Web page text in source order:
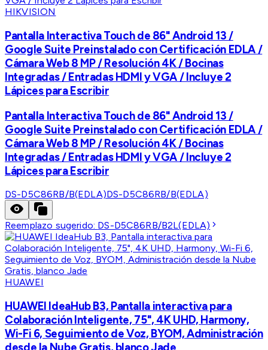
HIKVISION
Pantalla Interactiva Touch de 86" Android 13 /
Google Suite Preinstalado con Certificación EDLA /
Cámara Web 8 MP / Resolución 4K / Bocinas
Integradas / Entradas HDMI y VGA / Incluye 2
Lápices para Escribir
Pantalla Interactiva Touch de 86" Android 13 /
Google Suite Preinstalado con Certificación EDLA /
Cámara Web 8 MP / Resolución 4K / Bocinas
Integradas / Entradas HDMI y VGA / Incluye 2
Lápices para Escribir
DS-D5C86RB/B(EDLA)DS-D5C86RB/B(EDLA)
Reemplazo sugerido: DS-D5C86RB/B2L(EDLA)
HUAWEI
HUAWEI IdeaHub B3, Pantalla interactiva para
Colaboración Inteligente, 75", 4K UHD, Harmony,
Wi-Fi 6, Seguimiento de Voz, BYOM, Administración